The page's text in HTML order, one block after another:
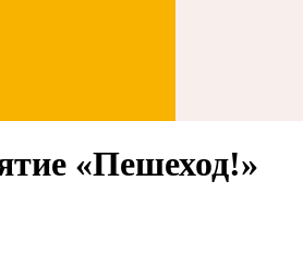
«Пешеход!»